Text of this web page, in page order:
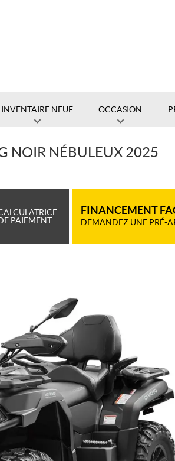
INVENTAIRE NEUF OCCASION
NOIR NÉBULEUX 2025
PAIEMENT
FINANCEMENT
DEMANDEZ UNE PRÉ-